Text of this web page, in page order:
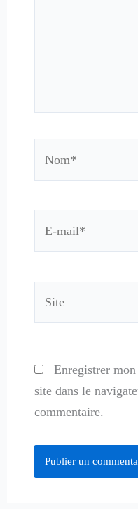
Enregistrer
site dans le
commentaire.